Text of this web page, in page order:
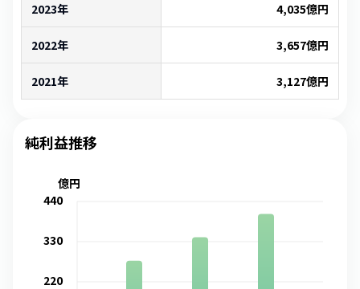
2023年 4,035億円
2022年 3,657億円
2021年 3,127億円
純利益推移
220
330
440
億円